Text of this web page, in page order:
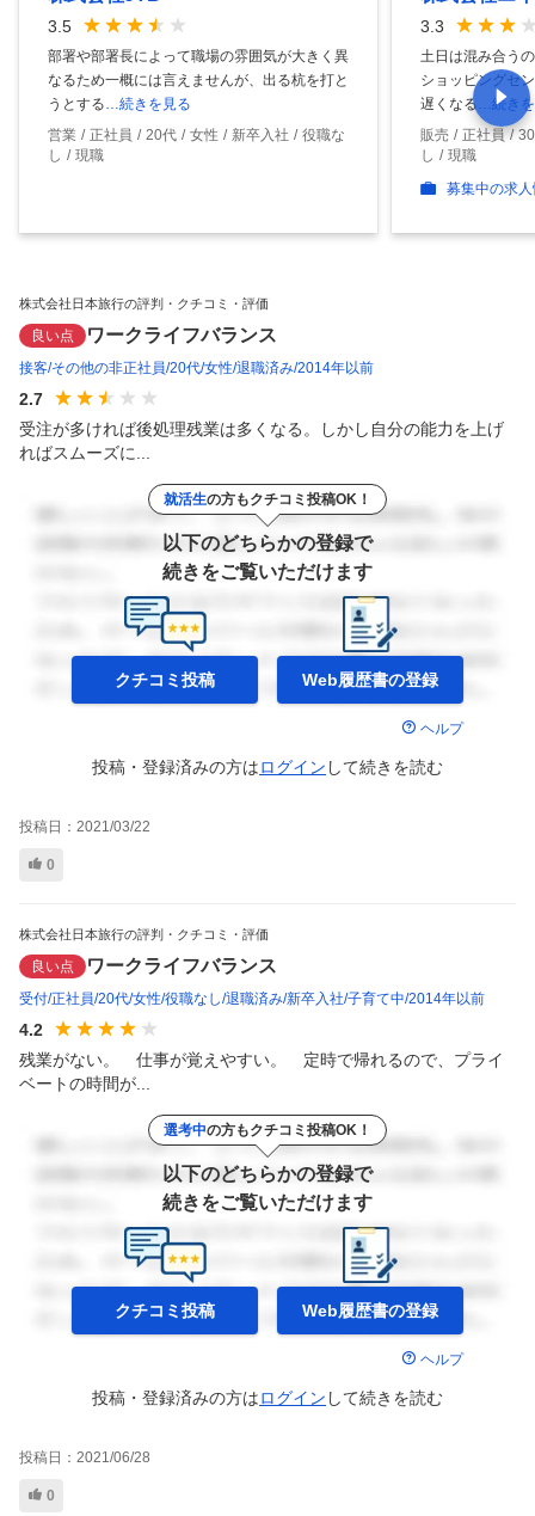
3.5
部署や部署長によって職場の雰囲気が大きく異
なるため一概には言えませんが、出る杭を打と
うとする…続きを見る
営業
正社員 20代 女性 新卒入社
役職な
し
現職
3.3
土日は混み合う
ショッピングセ
遅くなる …続き
販売
正社員
し
現職
募集中の求
株式会社日本旅行の評判・クチコミ・評価
良い点 ワークライフバランス
接客 その他の非正社員 20代 女性 退職済み 2014年以前
2.7
受注が多ければ後処理残業は多くなる。しかし自分の能力を上げ
ればスムーズに...
就活生の方もクチコミ投稿OK！
以下のどちらかの登録で
続きをご覧いただけます
クチコミ投稿 Web履歴書の登録
ヘルプ
投稿・登録済みの方はログイン して続きを読む
投稿日： 2021/03/22
0
株式会社日本旅行の評判・クチコミ・評価
良い点 ワークライフバランス
受付 正社員 20代 女性 役職なし 退職済み 新卒入社 子育て中 2014年以前
4.2
残業がない。　仕事が覚えやすい。　定時で帰れるので、プライ
ベートの時間が...
選考中の方もクチコミ投稿OK！
以下のどちらかの登録で
続きをご覧いただけます
クチコミ投稿 Web履歴書の登録
ヘルプ
投稿・登録済みの方はログイン して続きを読む
投稿日： 2021/06/28
0